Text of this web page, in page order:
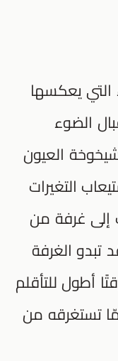
يعكسها
الضوء
العيون
التغيرات
إلى غرفة من
الغرفة
أطول للتأقلم
تستغرقه من